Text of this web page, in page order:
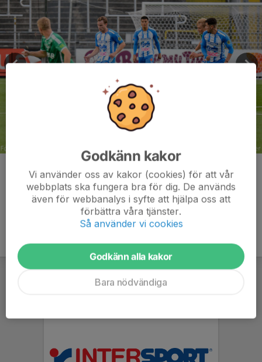
Kommentarer
Godkänn kakor
Vi använder oss av kakor (cookies) för att vår
webbplats ska fungera bra för dig. De används
även för webbanalys i syfte att hjälpa oss att
förbättra våra tjänster.
Så använder vi cookies
Godkänn alla kakor
Bara nödvändiga